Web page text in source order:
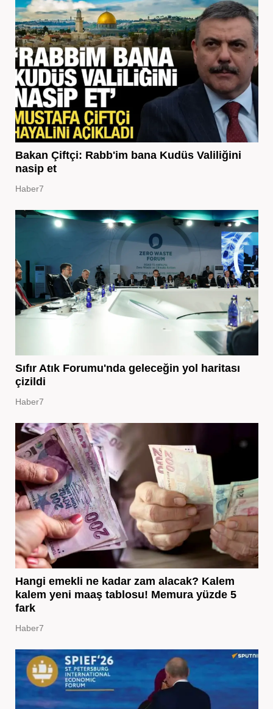
Bakan Çiftçi: Rabb'im bana Kudüs Valiliğini
nasip et
Haber7
Sıfır Atık Forumu'nda geleceğin yol haritası
çizildi
Haber7
Hangi emekli ne kadar zam alacak? Kalem
kalem yeni maaş tablosu! Memura yüzde 5
fark
Haber7